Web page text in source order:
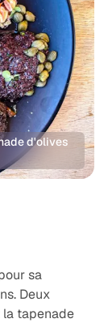
d'olives
sa
Deux
tapenade